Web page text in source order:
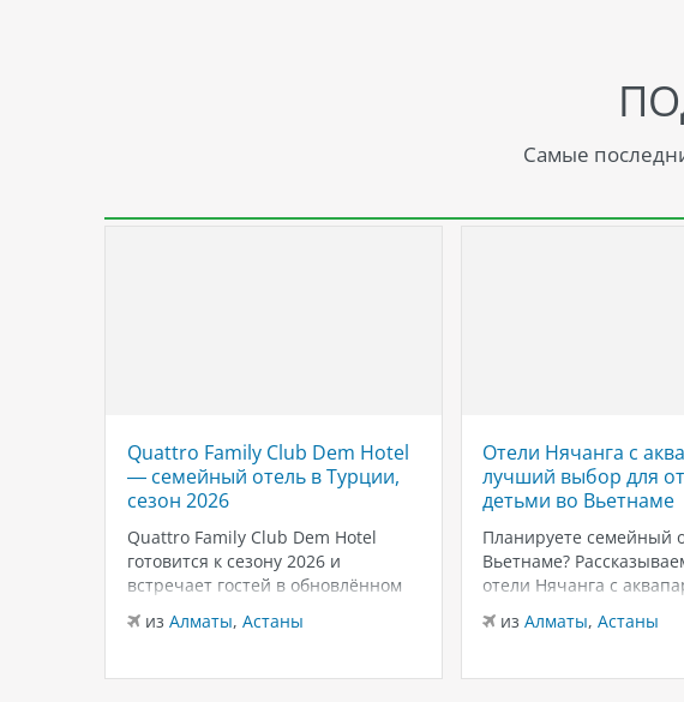
Самые
Quattro Family Club Dem Hotel
— семейный отель в Турции,
сезон 2026
Quattro Family Club Dem Hotel
готовится к сезону 2026 и
встречает гостей в обновлённом
повышенный комфорт,
спокойного семейного отдыха у
из Алматы, Астаны
Отели Нячанга с
лучший выбор для
детьми во Вьетнаме
Планируете семейный
Вьетнаме?
отели Нячанга с
бассейны, горки, пляжи
Нячанг — один из
из Алматы, Астаны